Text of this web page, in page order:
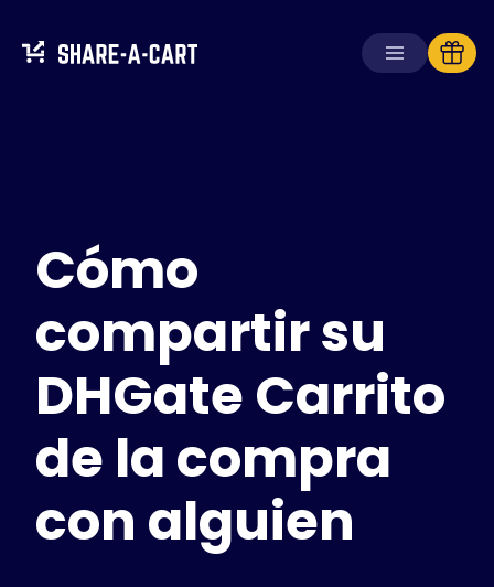
Para consumidores
Para escuelas
Para empresas
ObténPlus+
Iniciar sesión
Tiendas compatibles
Preguntas frecuentes
Cómo
compartir su
DHGate Carrito
de la compra
con alguien